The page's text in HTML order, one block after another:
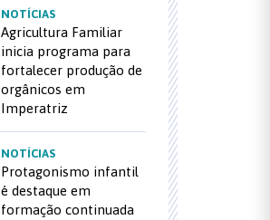
NOTÍCIAS
Agricultura Familiar
inicia programa para
fortalecer produção de
orgânicos em
Imperatriz
NOTÍCIAS
Protagonismo infantil
é destaque em
formação continuada